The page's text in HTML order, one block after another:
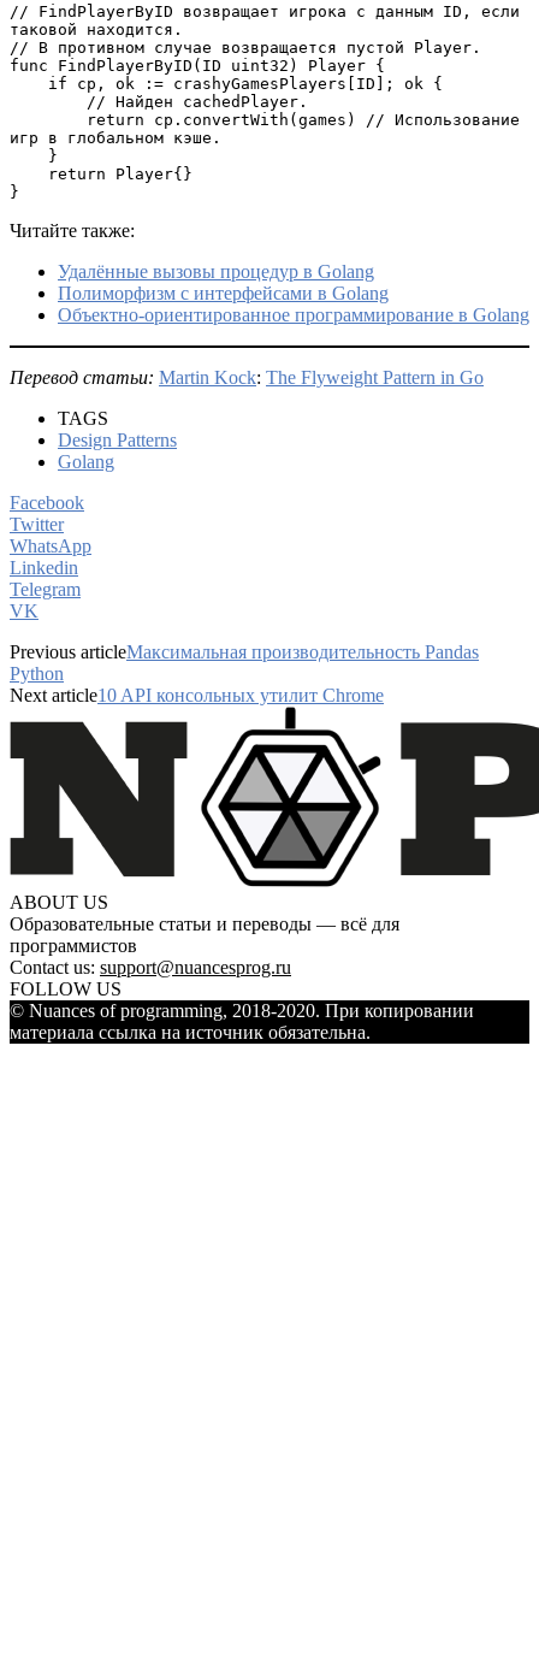
// FindPlayerByID возвращает игрока с данным ID, если
таковой находится.
// В противном случае возвращается пустой Player.
func FindPlayerByID(ID uint32) Player {
игр в глобальном кэше.
}
Читайте также:
Удалённые вызовы процедур в Golang
Полиморфизм с интерфейсами в Golang
Объектно-ориентированное программирование в Golang
Перевод статьи: Martin Kock: The Flyweight Pattern in Go
TAGS
Design Patterns
Golang
Facebook
Twitter
WhatsApp
Linkedin
Telegram
VK
Previous articleМаксимальная производительность Pandas
Python
Next article10 API консольных утилит Chrome
ABOUT US
Образовательные статьи и переводы — всё для
программистов
Contact us: support@nuancesprog.ru
FOLLOW US
© Nuances of programming, 2018-2020. При копировании
материала ссылка на источник обязательна.